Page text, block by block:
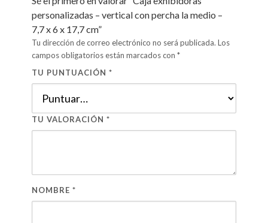
personalizadas – vertical con percha la medio –
7,7 x 6 x 17,7 cm”
Tu dirección de correo electrónico no será publicada. Los
campos obligatorios están marcados con *
TU PUNTUACIÓN *
TU VALORACIÓN *
NOMBRE *